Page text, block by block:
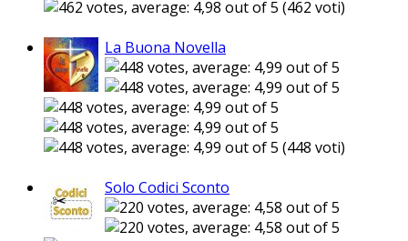
(462 voti)
La Buona Novella
(448 voti)
Solo Codici Sconto